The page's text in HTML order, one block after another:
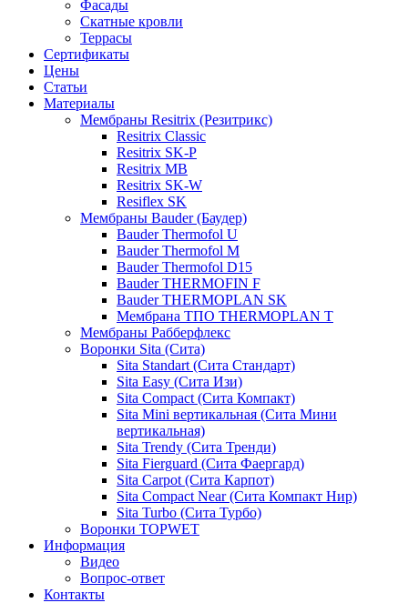
Фасады
Скатные кровли
Террасы
Сертификаты
Цены
Статьи
Материалы
Мембраны Resitrix (Резитрикс)
Resitrix Classic
Resitrix SK-P
Resitrix MB
Resitrix SK-W
Resiflex SK
Мембраны Bauder (Баудер)
Bauder Thermofol U
Bauder Thermofol M
Bauder Thermofol D15
Bauder THERMOFIN F
Bauder THERMOPLAN SK
Мембрана ТПО THERMOPLAN T
Мембраны Рабберфлекс
Воронки Sita (Сита)
Sita Standart (Сита Стандарт)
Sita Easy (Сита Изи)
Sita Compact (Сита Компакт)
Sita Mini вертикальная (Сита Мини
вертикальная)
Sita Trendy (Сита Тренди)
Sita Fierguard (Сита Фаергард)
Sita Carpot (Сита Карпот)
Sita Compact Near (Сита Компакт Нир)
Sita Turbo (Сита Турбо)
Воронки TOPWET
Информация
Видео
Вопрос-ответ
Контакты